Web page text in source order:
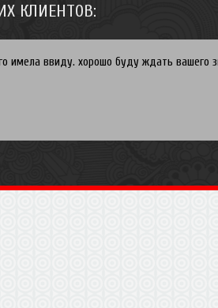
КЛИЕНТОВ:
имела ввиду. хорошо буду ждать вашего